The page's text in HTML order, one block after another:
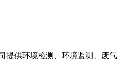
提供环境检测、环境监测、废气